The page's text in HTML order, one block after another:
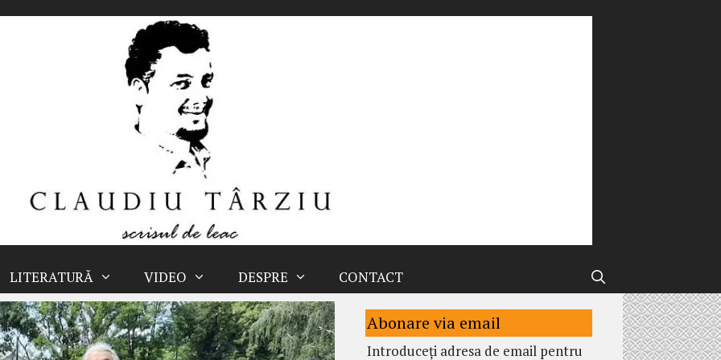
LITERATURĂ VIDEO DESPRE CONTACT
Abonare via email
Introduceți adresa de email pentru